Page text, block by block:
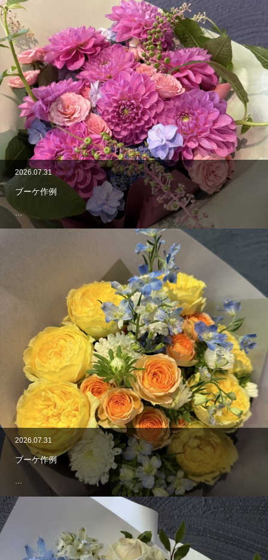
2026.07.31
ブーケ作例
…
2026.07.31
ブーケ作例
…